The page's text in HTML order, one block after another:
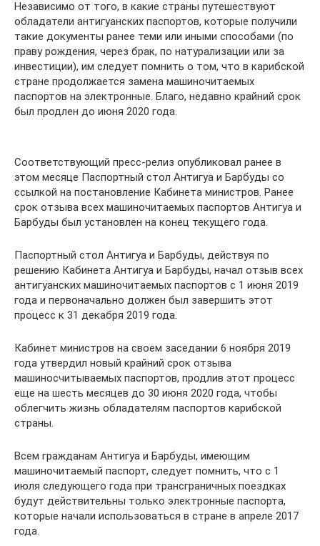
Независимо от того, в какие страны путешествуют
обладатели антигуанских паспортов, которые получили
такие документы ранее теми или иными способами (по
праву рождения, через брак, по натурализации или за
инвестиции), им следует помнить о том, что в карибской
стране продолжается замена машиночитаемых
паспортов на электронные. Благо, недавно крайний срок
был продлен до июня 2020 года.
Соответствующий пресс-релиз опубликовал ранее в
этом месяце Паспортный стол Антигуа и Барбуды со
ссылкой на постановление Кабинета министров. Ранее
срок отзыва всех машиночитаемых паспортов Антигуа и
Барбуды был установлен на конец текущего года.
Паспортный стол Антигуа и Барбуды, действуя по
решению Кабинета Антигуа и Барбуды, начал отзыв всех
антигуанских машиночитаемых паспортов с 1 июня 2019
года и первоначально должен был завершить этот
процесс к 31 декабря 2019 года.
Кабинет министров на своем заседании 6 ноября 2019
года утвердил новый крайний срок отзыва
машиносчитываемых паспортов, продлив этот процесс
еще на шесть месяцев до 30 июня 2020 года, чтобы
облегчить жизнь обладателям паспортов карибской
страны.
Всем гражданам Антигуа и Барбуды, имеющим
машиночитаемый паспорт, следует помнить, что с 1
июля следующего года при трансграничных поездках
будут действительны только электронные паспорта,
которые начали использоваться в стране в апреле 2017
года.